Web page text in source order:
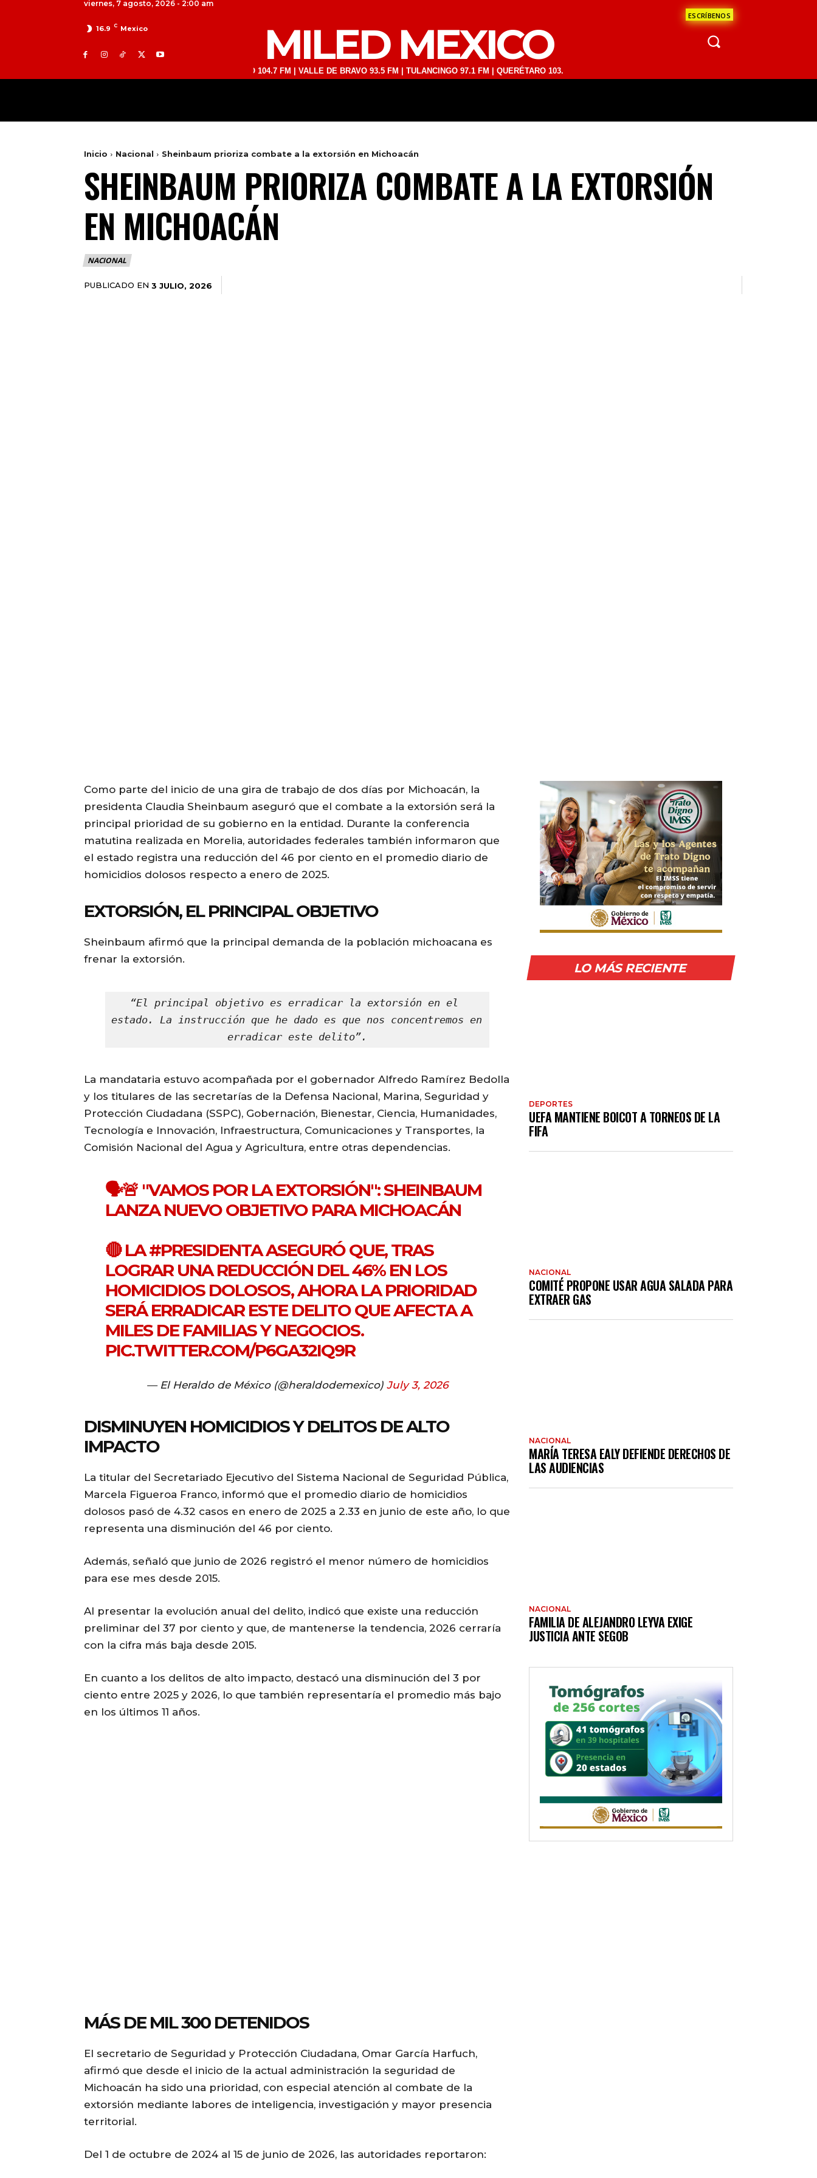
viernes, 7 agosto, 2026 - 2:00 am
ESCRÍBENOS
16.9 C Mexico MILED MEXICO
TOLUCA 98.9 FM | ATLACOMULCO 104.7 FM | VALLE DE BRAVO 93.5 FM | TULANCINGO 97.1 FM | QUERÉTARO 103.1 FM | SAN JUAN DEL RÍO 93.1 FM | GUADALAJARA 1510 AM | LA PAZ
Inicio Nacional Sheinbaum prioriza combate a la extorsión en Michoacán
SHEINBAUM PRIORIZA COMBATE A LA EXTORSIÓN
EN MICHOACÁN
NACIONAL
PUBLICADO EN 3 JULIO, 2026
Como parte del inicio de una gira de trabajo de dos días por Michoacán, la
presidenta Claudia Sheinbaum aseguró que el combate a la extorsión será la
principal prioridad de su gobierno en la entidad. Durante la conferencia
matutina realizada en Morelia, autoridades federales también informaron que
el estado registra una reducción del 46 por ciento en el promedio diario de
homicidios dolosos respecto a enero de 2025.
EXTORSIÓN, EL PRINCIPAL OBJETIVO
Sheinbaum afirmó que la principal demanda de la población michoacana es
frenar la extorsión.
“El principal objetivo es erradicar la extorsión en el
estado. La instrucción que he dado es que nos concentremos en
erradicar este delito”.
La mandataria estuvo acompañada por el gobernador Alfredo Ramírez Bedolla
y los titulares de las secretarías de la Defensa Nacional, Marina, Seguridad y
Protección Ciudadana (SSPC), Gobernación, Bienestar, Ciencia, Humanidades,
Tecnología e Innovación, Infraestructura, Comunicaciones y Transportes, la
Comisión Nacional del Agua y Agricultura, entre otras dependencias.
🗣🚨 "VAMOS POR LA EXTORSIÓN": SHEINBAUM
LANZA NUEVO OBJETIVO PARA MICHOACÁN
🔴 LA#PRESIDENTAASEGURÓ QUE, TRAS
LOGRAR UNA REDUCCIÓN DEL 46% EN LOS
HOMICIDIOS DOLOSOS, AHORA LA PRIORIDAD
SERÁ ERRADICAR ESTE DELITO QUE AFECTA A
MILES DE FAMILIAS Y NEGOCIOS.
PIC.TWITTER.COM/P6GA32IQ9R
— El Heraldo de México (@heraldodemexico) July 3, 2026
DISMINUYEN HOMICIDIOS Y DELITOS DE ALTO
IMPACTO
La titular del Secretariado Ejecutivo del Sistema Nacional de Seguridad Pública,
Marcela Figueroa Franco, informó que el promedio diario de homicidios
dolosos pasó de 4.32 casos en enero de 2025 a 2.33 en junio de este año, lo que
representa una disminución del 46 por ciento.
Además, señaló que junio de 2026 registró el menor número de homicidios
para ese mes desde 2015.
Al presentar la evolución anual del delito, indicó que existe una reducción
preliminar del 37 por ciento y que, de mantenerse la tendencia, 2026 cerraría
con la cifra más baja desde 2015.
En cuanto a los delitos de alto impacto, destacó una disminución del 3 por
ciento entre 2025 y 2026, lo que también representaría el promedio más bajo
en los últimos 11 años.
MÁS DE MIL 300 DETENIDOS
El secretario de Seguridad y Protección Ciudadana, Omar García Harfuch,
afirmó que desde el inicio de la actual administración la seguridad de
Michoacán ha sido una prioridad, con especial atención al combate de la
extorsión mediante labores de inteligencia, investigación y mayor presencia
territorial.
Del 1 de octubre de 2024 al 15 de junio de 2026, las autoridades reportaron:
LO MÁS RECIENTE
DEPORTES
UEFA MANTIENE BOICOT A TORNEOS DE LA
FIFA
NACIONAL
COMITÉ PROPONE USAR AGUA SALADA PARA
EXTRAER GAS
NACIONAL
MARÍA TERESA EALY DEFIENDE DERECHOS DE
LAS AUDIENCIAS
NACIONAL
FAMILIA DE ALEJANDRO LEYVA EXIGE
JUSTICIA ANTE SEGOB